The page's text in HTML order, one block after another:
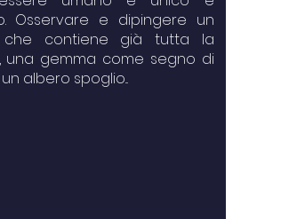
Osservare e dipingere un
che contiene già tutta la
una gemma come segno di
albero spoglio...